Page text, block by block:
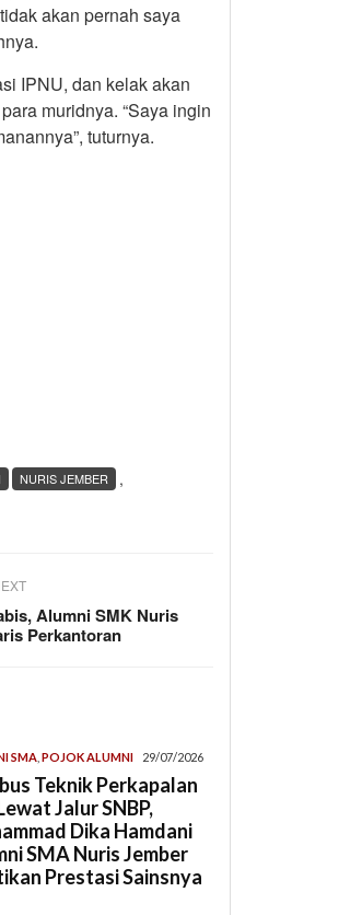
akan pernah saya
IPNU, dan kelak akan
muridnya. “Saya ingin
tuturnya.
,
NURIS JEMBER
Alumni SMK Nuris
Perkantoran
SMA ,POJOK ALUMNI 29/07/2026
Teknik Perkapalan
Jalur SNBP,
Dika Hamdani
SMA Nuris Jember
Prestasi Sainsnya